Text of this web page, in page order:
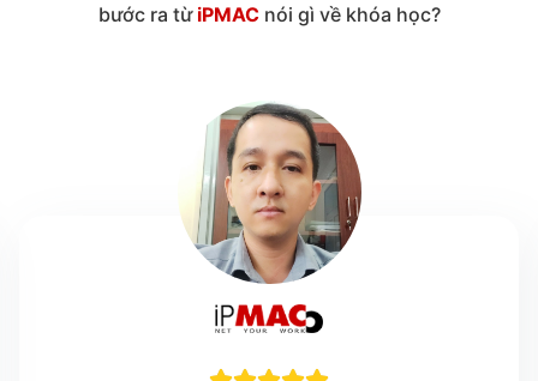
bước ra từ iPMACnói gì về khóa học?